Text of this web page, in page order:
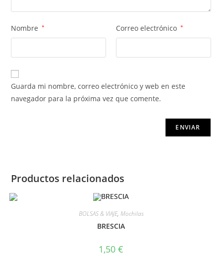
Nombre * Correo electrónico *
Guarda mi nombre, correo electrónico y web en este
navegador para la próxima vez que comente.
Productos relacionados
BOLSAS & VIAJE, Mochilas
BRESCIA
1,50 €